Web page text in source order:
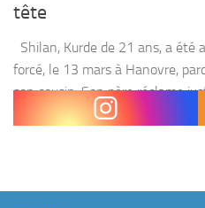
tête
Shilan, Kurde de 21 ans, a été
forcé, le 13 mars à Hanovre,
son cousin. Son père réclame